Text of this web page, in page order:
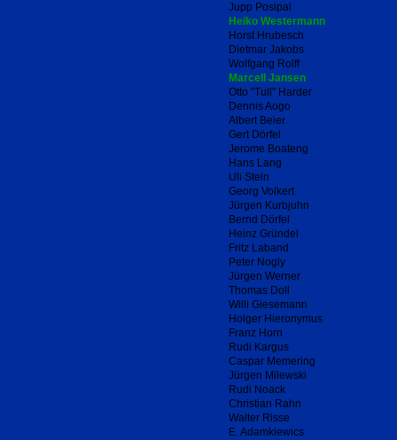
Jupp Posipal
Heiko Westermann
Horst Hrubesch
Dietmar Jakobs
Wolfgang Rolff
Marcell Jansen
Otto "Tull" Harder
Dennis Aogo
Albert Beier
Gert Dörfel
Jerome Boateng
Hans Lang
Uli Stein
Georg Volkert
Jürgen Kurbjuhn
Bernd Dörfel
Heinz Gründel
Fritz Laband
Peter Nogly
Jürgen Werner
Thomas Doll
Willi Giesemann
Holger Hieronymus
Franz Horn
Rudi Kargus
Caspar Memering
Jürgen Milewski
Rudi Noack
Christian Rahn
Walter Risse
E. Adamkiewics